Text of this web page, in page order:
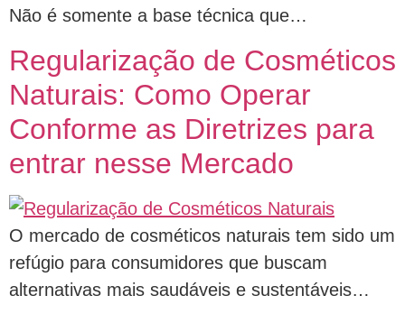
Não é somente a base técnica que…
Regularização de Cosméticos
Naturais: Como Operar
Conforme as Diretrizes para
entrar nesse Mercado
O mercado de cosméticos naturais tem sido um
refúgio para consumidores que buscam
alternativas mais saudáveis e sustentáveis…